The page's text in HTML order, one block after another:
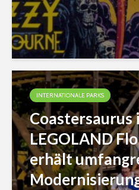
INTERNATIONALE PARKS
Coastersaurus
LEGOLAND
erhält